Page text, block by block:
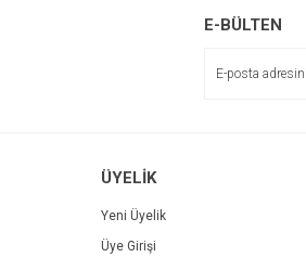
E-BÜLTEN
ÜYELİK
Yeni Üyelik
Üye Girişi